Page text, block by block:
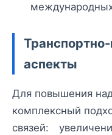
аспекты
Для повышения
комплексный
связей: